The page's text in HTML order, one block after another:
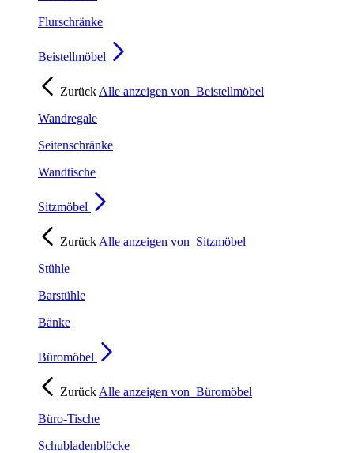
Flurschränke
Beistellmöbel
Zurück Alle anzeigen von Beistellmöbel
Wandregale
Seitenschränke
Wandtische
Sitzmöbel
Zurück Alle anzeigen von Sitzmöbel
Stühle
Barstühle
Bänke
Büromöbel
Zurück Alle anzeigen von Büromöbel
Büro-Tische
Schubladenblöcke